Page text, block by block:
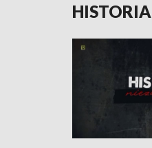
HISTORIA